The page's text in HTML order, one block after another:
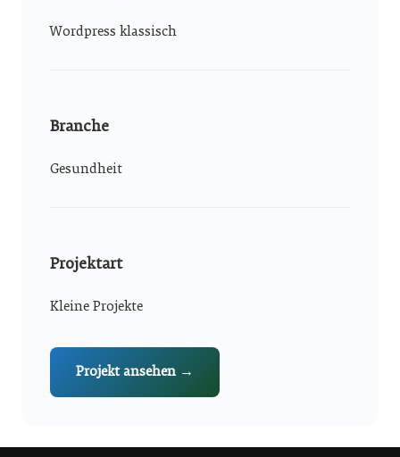
Wordpress klassisch
Branche
Gesundheit
Projektart
Kleine Projekte
Projekt ansehen →